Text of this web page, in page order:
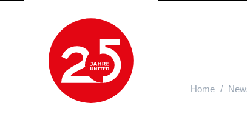
Hauptnavigation
Home